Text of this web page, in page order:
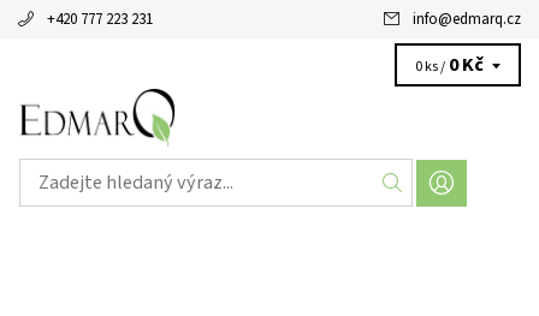
+420 777 223 231 info@edmarq.cz
0 ks / 0 Kč